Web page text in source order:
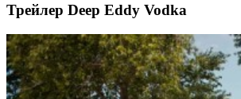
Трейлер Deep Eddy Vodka